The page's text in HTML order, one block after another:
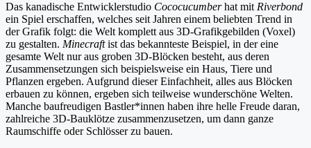
Das kanadische Entwicklerstudio Cococucumberhat mit Riverbond
ein Spiel erschaffen, welches seit Jahren einem beliebten Trend in
der Grafik folgt: die Welt komplett aus 3D-Grafikgebilden (Voxel)
zu gestalten. Minecraftist das bekannteste Beispiel, in der eine
gesamte Welt nur aus groben 3D-Blöcken besteht, aus deren
Zusammensetzungen sich beispielsweise ein Haus, Tiere und
Pflanzen ergeben. Aufgrund dieser Einfachheit, alles aus Blöcken
erbauen zu können, ergeben sich teilweise wunderschöne Welten.
Manche baufreudigen Bastler*innen haben ihre helle Freude daran,
zahlreiche 3D-Bauklötze zusammenzusetzen, um dann ganze
Raumschiffe oder Schlösser zu bauen.